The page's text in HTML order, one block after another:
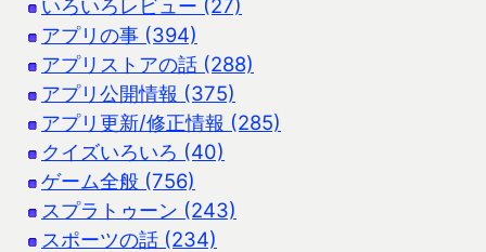
いろいろレビュー (27)
アプリの事 (394)
アプリストアの話 (288)
アプリ公開情報 (375)
アプリ更新/修正情報 (285)
クイズいろいろ (40)
ゲーム全般 (756)
スプラトゥーン (243)
スポーツの話 (234)